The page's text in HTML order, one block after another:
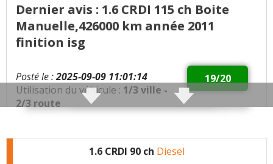
Dernier avis : 1.6 CRDI 115 ch Boite
Manuelle,426000 km année 2011
finition isg
19/20
Posté le :2025-09-09 11:01:14
Utilisation du véhicule : 1/3 ville -
2/3 route
climatisation jamais rechargé et fonctionne toujours
1.6 CRDI 90 ch Diesel